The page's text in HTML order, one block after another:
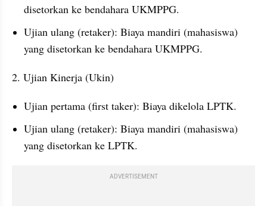
disetorkan ke bendahara UKMPPG.
Ujian ulang (retaker): Biaya mandiri (mahasiswa)
yang disetorkan ke bendahara UKMPPG.
2. Ujian Kinerja (Ukin)
Ujian pertama (first taker): Biaya dikelola LPTK.
Ujian ulang (retaker): Biaya mandiri (mahasiswa)
yang disetorkan ke LPTK.
ADVERTISEMENT